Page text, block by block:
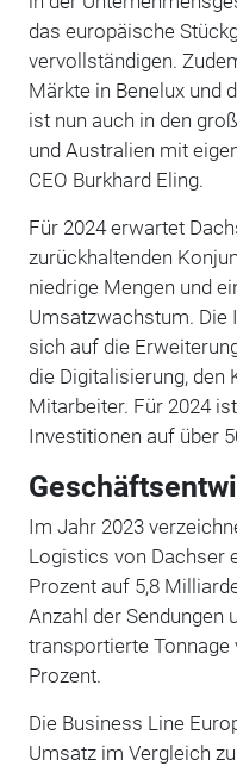
das europäische
vervollständigen.
Märkte in Benelux und
ist nun auch in den
und Australien mit
CEO Burkhard Eling.
Für 2024 erwartet
zurückhaltenden
niedrige Mengen und
Umsatzwachstum. Die
sich auf die
die Digitalisierung, den
Mitarbeiter. Für 2024
Investitionen auf über
Im Jahr 2023
Logistics von Dachser
Prozent auf 5,8
Anzahl der Sendungen
transportierte Tonnage
Prozent.
Die Business Line
Umsatz im Vergleich